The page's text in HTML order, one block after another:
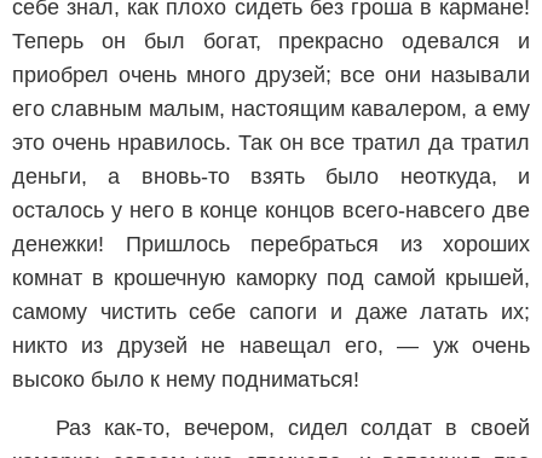
себе знал, как плохо сидеть без гроша в кармане!
Теперь он был богат, прекрасно одевался и
приобрел очень много друзей; все они называли
его славным малым, настоящим кавалером, а ему
это очень нравилось. Так он все тратил да тратил
деньги, а вновь-то взять было неоткуда, и
осталось у него в конце концов всего-навсего две
денежки! Пришлось перебраться из хороших
комнат в крошечную каморку под самой крышей,
самому чистить себе сапоги и даже латать их;
никто из друзей не навещал его, — уж очень
высоко было к нему подниматься!
Раз как-то, вечером, сидел солдат в своей